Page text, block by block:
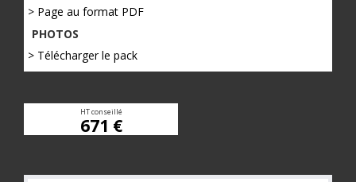
> Page au format PDF
PHOTOS
> Télécharger le pack
HT conseillé
671 €